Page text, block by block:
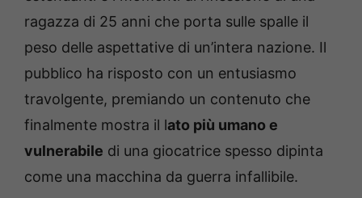
ragazza di 25 anni che porta sulle spalle il
peso delle aspettative di un’intera nazione. Il
pubblico ha risposto con un entusiasmo
travolgente, premiando un contenuto che
finalmente mostra il lato più umano e
vulnerabile di una giocatrice spesso dipinta
come una macchina da guerra infallibile.